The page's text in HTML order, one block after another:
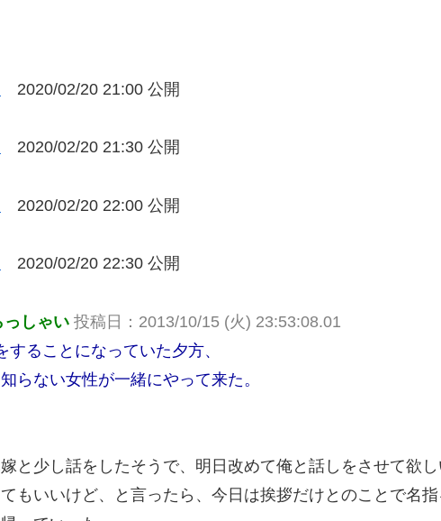
2020/02/20 21:00 公開
2020/02/20 21:30 公開
2020/02/20 22:00 公開
2020/02/20 22:30 公開
っしゃい 投稿日：2013/10/15 (火) 23:53:08.01
することになっていた夕方、
らない女性が一緒にやって来た。
と少し話をしたそうで、明日改めて俺と話しをさせて欲し
もいいけど、と言ったら、今日は挨拶だけとのことで名指